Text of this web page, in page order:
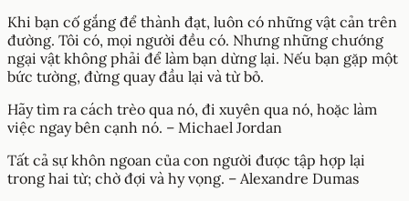
Khi bạn cố gắng để thành đạt, luôn có những vật cản trên
đường. Tôi có, mọi người đều có. Nhưng những chướng
ngại vật không phải để làm bạn dừng lại. Nếu bạn gặp một
bức tường, đừng quay đầu lại và từ bỏ.
Hãy tìm ra cách trèo qua nó, đi xuyên qua nó, hoặc làm
việc ngay bên cạnh nó. – Michael Jordan
Tất cả sự khôn ngoan của con người được tập hợp lại
trong hai từ; chờ đợi và hy vọng. – Alexandre Dumas